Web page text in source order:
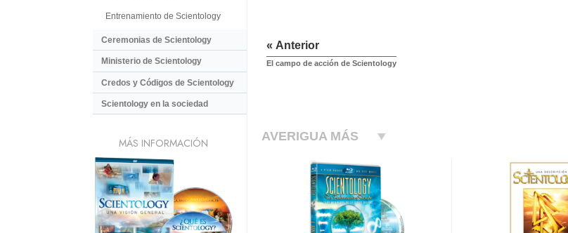
« Anterior
El campo de acción de Scientology
AVERIGUA MÁS
Entrenamiento de Scientology
Ceremonias de Scientology
Ministerio de Scientology
Credos y Códigos de Scientology
Scientology en la sociedad
MÁS INFORMACIÓN